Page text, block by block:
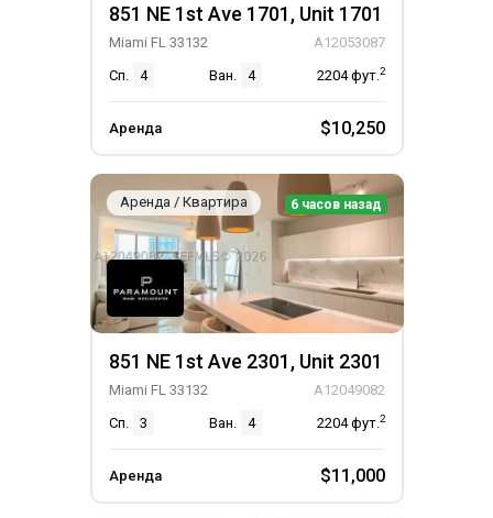
851 NE 1st Ave 1701, Unit 1701
Miami FL 33132
A12053087
Сп.
4 Ван. 4 2204фут.2
Аренда $10,250
Аренда / Квартира
851 NE 1st Ave 2301, Unit 2301
Miami FL 33132
A12049082
Сп.
3 Ван. 4 2204фут.2
Аренда $11,000
6 часов назад